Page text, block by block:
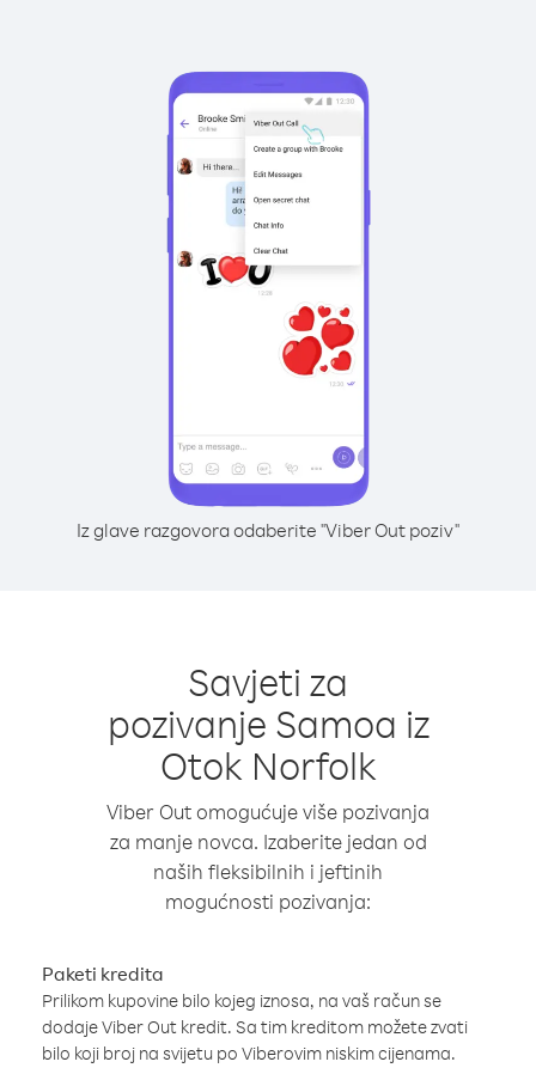
Iz glave razgovora odaberite "Viber Out poziv"
Savjeti za
pozivanje Samoa iz
Otok Norfolk
Viber Out omogućuje više pozivanja
za manje novca. Izaberite jedan od
naših fleksibilnih i jeftinih
mogućnosti pozivanja:
Paketi kredita
Prilikom kupovine bilo kojeg iznosa, na vaš račun se
dodaje Viber Out kredit. Sa tim kreditom možete zvati
bilo koji broj na svijetu po Viberovim niskim cijenama.